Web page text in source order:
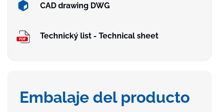
CAD drawing DWG
Technický list - Technical sheet
Embalaje del producto